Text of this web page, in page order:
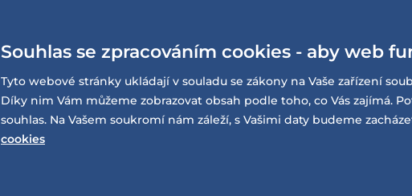
Whistleblowing
Prohlášení o
přístupnosti
Souhlas se zpracováním cookies - aby web
Tyto webové stránky ukládají v souladu se zákony na Vaše zařízení
Díky nim Vám můžeme zobrazovat obsah podle toho, co Vás zajímá.
souhlas. Na Vašem soukromí nám záleží, s Vašimi daty budeme
cookies